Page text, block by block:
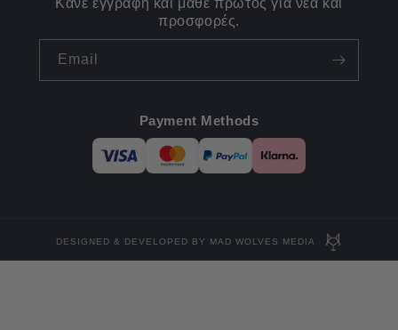
Κάνε εγγραφή και μάθε πρώτος για νέα και
προσφορές.
Email
Payment Methods
DESIGNED & DEVELOPED BY MAD WOLVES MEDIA